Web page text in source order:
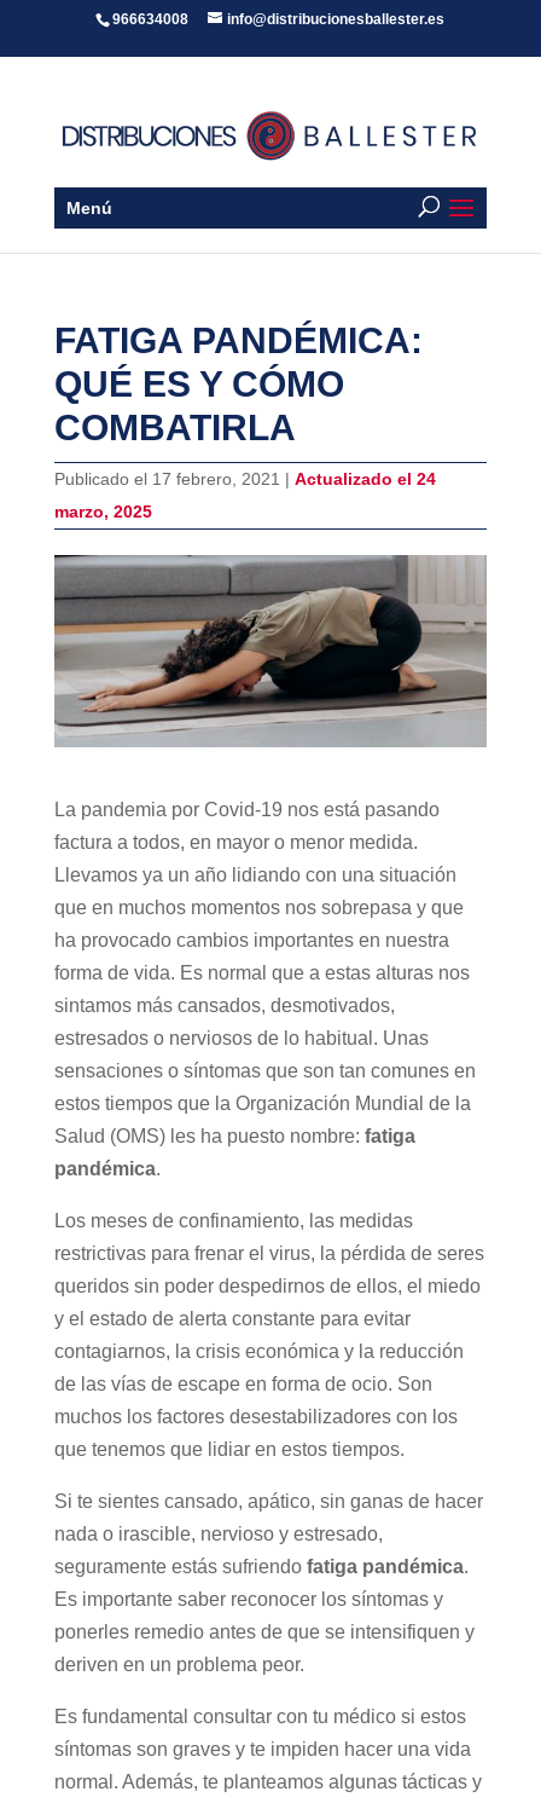
966634008 info@distribucionesballester.es
Menú
FATIGA PANDÉMICA:
QUÉ ES Y CÓMO
COMBATIRLA
Publicado el 17 febrero, 2021 | Actualizado el 24
marzo, 2025
La pandemia por Covid-19 nos está pasando
factura a todos, en mayor o menor medida.
Llevamos ya un año lidiando con una situación
que en muchos momentos nos sobrepasa y que
ha provocado cambios importantes en nuestra
forma de vida. Es normal que a estas alturas nos
sintamos más cansados, desmotivados,
estresados o nerviosos de lo habitual. Unas
sensaciones o síntomas que son tan comunes en
estos tiempos que la Organización Mundial de la
Salud (OMS) les ha puesto nombre: fatiga
pandémica.
Los meses de confinamiento, las medidas
restrictivas para frenar el virus, la pérdida de seres
queridos sin poder despedirnos de ellos, el miedo
y el estado de alerta constante para evitar
contagiarnos, la crisis económica y la reducción
de las vías de escape en forma de ocio. Son
muchos los factores desestabilizadores con los
que tenemos que lidiar en estos tiempos.
Si te sientes cansado, apático, sin ganas de hacer
nada o irascible, nervioso y estresado,
seguramente estás sufriendo fatiga pandémica.
Es importante saber reconocer los síntomas y
ponerles remedio antes de que se intensifiquen y
deriven en un problema peor.
Es fundamental consultar con tu médico si estos
síntomas son graves y te impiden hacer una vida
normal. Además, te planteamos algunas tácticas y